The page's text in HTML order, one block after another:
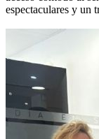
espectaculares y un